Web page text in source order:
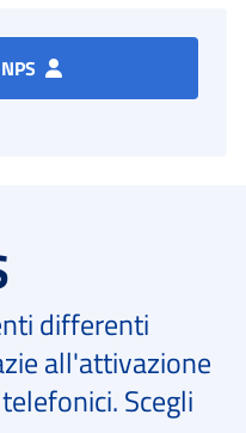
differenti
all'attivazione
Scegli